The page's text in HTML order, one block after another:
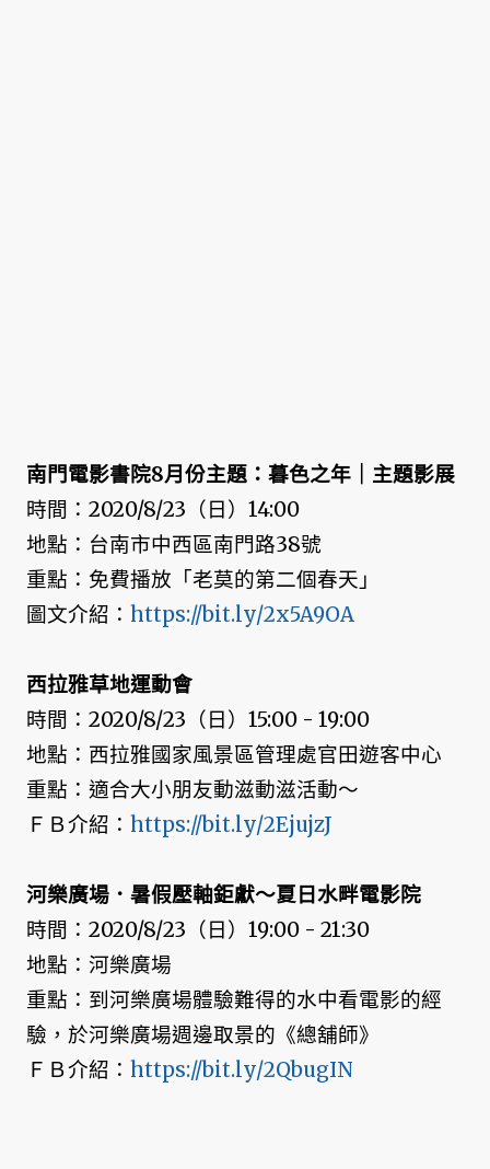
南門電影書院8月份主題：暮色之年｜主題影展
時間：2020/8/23（日）14:00
地點：台南市中西區南門路38號
重點：免費播放「老莫的第二個春天」
圖文介紹： https://bit.ly/2x5A9OA
西拉雅草地運動會
時間：2020/8/23（日）15:00 - 19:00
地點：西拉雅國家風景區管理處官田遊客中心
重點：適合大小朋友動滋動滋活動～
ＦＢ介紹： https://bit.ly/2EjujzJ
河樂廣場．暑假壓軸鉅獻～夏日水畔電影院
時間：2020/8/23（日）19:00 - 21:30
地點：河樂廣場
重點：到河樂廣場體驗難得的水中看電影的經
驗，於河樂廣場週邊取景的《總舖師》
ＦＢ介紹： https://bit.ly/2QbugIN